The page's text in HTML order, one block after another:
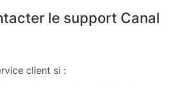
le support Canal
client si :